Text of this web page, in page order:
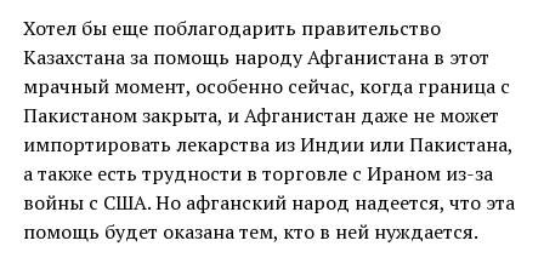
Хотел бы еще поблагодарить правительство
Казахстана за помощь народу Афганистана в этот
мрачный момент, особенно сейчас, когда граница с
Пакистаном закрыта, и Афганистан даже не может
импортировать лекарства из Индии или Пакистана,
а также есть трудности в торговле с Ираном из-за
войны с США. Но афганский народ надеется, что эта
помощь будет оказана тем, кто в ней нуждается.